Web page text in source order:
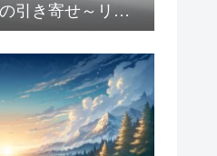
引き寄せ～リラ